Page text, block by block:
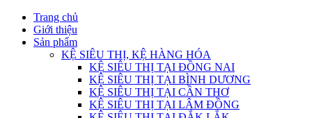
Trang chủ
Giới thiệu
Sản phẩm
KỆ SIÊU THỊ, KỆ HÀNG HÓA
KỆ SIÊU THỊ TẠI ĐỒNG NAI
KỆ SIÊU THỊ TẠI BÌNH DƯƠNG
KỆ SIÊU THỊ TẠI CẦN THƠ
KỆ SIÊU THỊ TẠI LÂM ĐỒNG